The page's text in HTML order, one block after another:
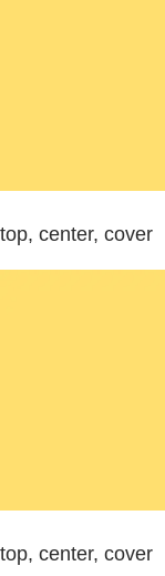
top, center, cover
top, center, cover